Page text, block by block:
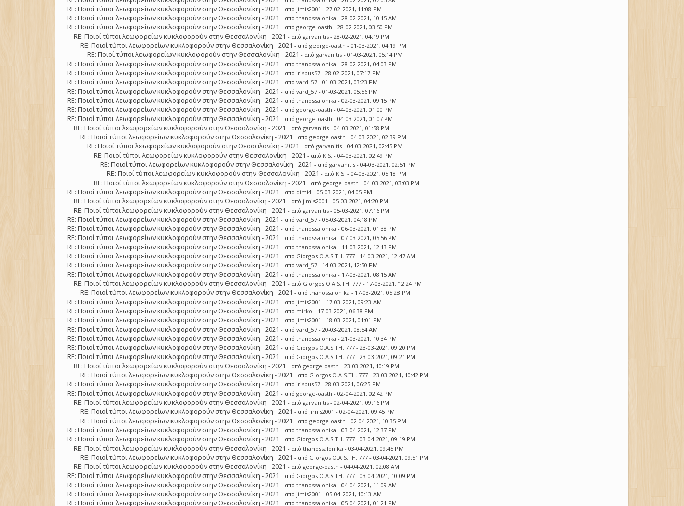
RE: Ποιοί τύποι λεωφορείων κυκλοφορούν στην Θεσσαλονίκη - 2021 - από jimis2001 - 27-02-2021, 11:08 PM
RE: Ποιοί τύποι λεωφορείων κυκλοφορούν στην Θεσσαλονίκη - 2021 - απόthanossalonika - 28-02-2021, 10:15 AM
RE: Ποιοί τύποι λεωφορείων κυκλοφορούν στην Θεσσαλονίκη - 2021 - απόgeorge-oasth - 28-02-2021, 03:50 PM
RE: Ποιοί τύποι λεωφορείων κυκλοφορούν στην Θεσσαλονίκη - 2021 - απόgarvanitis - 28-02-2021, 04:19 PM
RE: Ποιοί τύποι λεωφορείων κυκλοφορούν στην Θεσσαλονίκη - 2021 - απόgeorge-oasth - 01-03-2021, 04:19 PM
RE: Ποιοί τύποι λεωφορείων κυκλοφορούν στην Θεσσαλονίκη - 2021 - απόgarvanitis - 01-03-2021, 05:14 PM
RE: Ποιοί τύποι λεωφορείων κυκλοφορούν στην Θεσσαλονίκη - 2021 - απόthanossalonika - 28-02-2021, 04:03 PM
RE: Ποιοί τύποι λεωφορείων κυκλοφορούν στην Θεσσαλονίκη - 2021 - από irisbus57 - 28-02-2021, 07:17 PM
RE: Ποιοί τύποι λεωφορείων κυκλοφορούν στην Θεσσαλονίκη - 2021 - απόvard_57 - 01-03-2021, 03:23 PM
RE: Ποιοί τύποι λεωφορείων κυκλοφορούν στην Θεσσαλονίκη - 2021 - απόvard_57 - 01-03-2021, 05:56 PM
RE: Ποιοί τύποι λεωφορείων κυκλοφορούν στην Θεσσαλονίκη - 2021 - απόthanossalonika - 02-03-2021, 09:15 PM
RE: Ποιοί τύποι λεωφορείων κυκλοφορούν στην Θεσσαλονίκη - 2021 - απόgeorge-oasth - 04-03-2021, 01:00 PM
RE: Ποιοί τύποι λεωφορείων κυκλοφορούν στην Θεσσαλονίκη - 2021 - απόgeorge-oasth - 04-03-2021, 01:07 PM
RE: Ποιοί τύποι λεωφορείων κυκλοφορούν στην Θεσσαλονίκη - 2021 - απόgarvanitis - 04-03-2021, 01:58 PM
RE: Ποιοί τύποι λεωφορείων κυκλοφορούν στην Θεσσαλονίκη - 2021 - απόgeorge-oasth - 04-03-2021, 02:39 PM
RE: Ποιοί τύποι λεωφορείων κυκλοφορούν στην Θεσσαλονίκη - 2021 - απόgarvanitis - 04-03-2021, 02:45 PM
RE: Ποιοί τύποι λεωφορείων κυκλοφορούν στην Θεσσαλονίκη - 2021 - από K.S. - 04-03-2021, 02:49 PM
RE: Ποιοί τύποι λεωφορείων κυκλοφορούν στην Θεσσαλονίκη - 2021 - απόgarvanitis - 04-03-2021, 02:51 PM
RE: Ποιοί τύποι λεωφορείων κυκλοφορούν στην Θεσσαλονίκη - 2021 - από K.S. - 04-03-2021, 05:18 PM
RE: Ποιοί τύποι λεωφορείων κυκλοφορούν στην Θεσσαλονίκη - 2021 - απόgeorge-oasth - 04-03-2021, 03:03 PM
RE: Ποιοί τύποι λεωφορείων κυκλοφορούν στην Θεσσαλονίκη - 2021 - από dimi4 - 05-03-2021, 04:05 PM
RE: Ποιοί τύποι λεωφορείων κυκλοφορούν στην Θεσσαλονίκη - 2021 - από jimis2001 - 05-03-2021, 04:20 PM
RE: Ποιοί τύποι λεωφορείων κυκλοφορούν στην Θεσσαλονίκη - 2021 - απόgarvanitis - 05-03-2021, 07:16 PM
RE: Ποιοί τύποι λεωφορείων κυκλοφορούν στην Θεσσαλονίκη - 2021 - απόvard_57 - 05-03-2021, 04:18 PM
RE: Ποιοί τύποι λεωφορείων κυκλοφορούν στην Θεσσαλονίκη - 2021 - απόthanossalonika - 06-03-2021, 01:38 PM
RE: Ποιοί τύποι λεωφορείων κυκλοφορούν στην Θεσσαλονίκη - 2021 - απόthanossalonika - 07-03-2021, 05:56 PM
RE: Ποιοί τύποι λεωφορείων κυκλοφορούν στην Θεσσαλονίκη - 2021 - απόthanossalonika - 11-03-2021, 12:13 PM
RE: Ποιοί τύποι λεωφορείων κυκλοφορούν στην Θεσσαλονίκη - 2021 - από Giorgos O.A.S.TH. 777 - 14-03-2021, 12:47 AM
RE: Ποιοί τύποι λεωφορείων κυκλοφορούν στην Θεσσαλονίκη - 2021 - απόvard_57 - 14-03-2021, 12:50 PM
RE: Ποιοί τύποι λεωφορείων κυκλοφορούν στην Θεσσαλονίκη - 2021 - απόthanossalonika - 17-03-2021, 08:15 AM
RE: Ποιοί τύποι λεωφορείων κυκλοφορούν στην Θεσσαλονίκη - 2021 - από Giorgos O.A.S.TH. 777 - 17-03-2021, 12:24 PM
RE: Ποιοί τύποι λεωφορείων κυκλοφορούν στην Θεσσαλονίκη - 2021 - απόthanossalonika - 17-03-2021, 05:28 PM
RE: Ποιοί τύποι λεωφορείων κυκλοφορούν στην Θεσσαλονίκη - 2021 - από jimis2001 - 17-03-2021, 09:23 AM
RE: Ποιοί τύποι λεωφορείων κυκλοφορούν στην Θεσσαλονίκη - 2021 - από mirko - 17-03-2021, 06:38 PM
RE: Ποιοί τύποι λεωφορείων κυκλοφορούν στην Θεσσαλονίκη - 2021 - από jimis2001 - 18-03-2021, 01:01 PM
RE: Ποιοί τύποι λεωφορείων κυκλοφορούν στην Θεσσαλονίκη - 2021 - απόvard_57 - 20-03-2021, 08:54 AM
RE: Ποιοί τύποι λεωφορείων κυκλοφορούν στην Θεσσαλονίκη - 2021 - απόthanossalonika - 21-03-2021, 10:34 PM
RE: Ποιοί τύποι λεωφορείων κυκλοφορούν στην Θεσσαλονίκη - 2021 - από Giorgos O.A.S.TH. 777 - 23-03-2021, 09:20 PM
RE: Ποιοί τύποι λεωφορείων κυκλοφορούν στην Θεσσαλονίκη - 2021 - από Giorgos O.A.S.TH. 777 - 23-03-2021, 09:21 PM
RE: Ποιοί τύποι λεωφορείων κυκλοφορούν στην Θεσσαλονίκη - 2021 - απόgeorge-oasth - 23-03-2021, 10:19 PM
RE: Ποιοί τύποι λεωφορείων κυκλοφορούν στην Θεσσαλονίκη - 2021 - από Giorgos O.A.S.TH. 777 - 23-03-2021, 10:42 PM
RE: Ποιοί τύποι λεωφορείων κυκλοφορούν στην Θεσσαλονίκη - 2021 - από irisbus57 - 28-03-2021, 06:25 PM
RE: Ποιοί τύποι λεωφορείων κυκλοφορούν στην Θεσσαλονίκη - 2021 - απόgeorge-oasth - 02-04-2021, 02:42 PM
RE: Ποιοί τύποι λεωφορείων κυκλοφορούν στην Θεσσαλονίκη - 2021 - απόgarvanitis - 02-04-2021, 09:16 PM
RE: Ποιοί τύποι λεωφορείων κυκλοφορούν στην Θεσσαλονίκη - 2021 - από jimis2001 - 02-04-2021, 09:45 PM
RE: Ποιοί τύποι λεωφορείων κυκλοφορούν στην Θεσσαλονίκη - 2021 - απόgeorge-oasth - 02-04-2021, 10:35 PM
RE: Ποιοί τύποι λεωφορείων κυκλοφορούν στην Θεσσαλονίκη - 2021 - απόthanossalonika - 03-04-2021, 12:37 PM
RE: Ποιοί τύποι λεωφορείων κυκλοφορούν στην Θεσσαλονίκη - 2021 - από Giorgos O.A.S.TH. 777 - 03-04-2021, 09:19 PM
RE: Ποιοί τύποι λεωφορείων κυκλοφορούν στην Θεσσαλονίκη - 2021 - απόthanossalonika - 03-04-2021, 09:45 PM
RE: Ποιοί τύποι λεωφορείων κυκλοφορούν στην Θεσσαλονίκη - 2021 - από Giorgos O.A.S.TH. 777 - 03-04-2021, 09:51 PM
RE: Ποιοί τύποι λεωφορείων κυκλοφορούν στην Θεσσαλονίκη - 2021 - απόgeorge-oasth - 04-04-2021, 02:08 AM
RE: Ποιοί τύποι λεωφορείων κυκλοφορούν στην Θεσσαλονίκη - 2021 - από Giorgos O.A.S.TH. 777 - 03-04-2021, 10:09 PM
RE: Ποιοί τύποι λεωφορείων κυκλοφορούν στην Θεσσαλονίκη - 2021 - απόthanossalonika - 04-04-2021, 11:09 AM
RE: Ποιοί τύποι λεωφορείων κυκλοφορούν στην Θεσσαλονίκη - 2021 - από jimis2001 - 05-04-2021, 10:13 AM
RE: Ποιοί τύποι λεωφορείων κυκλοφορούν στην Θεσσαλονίκη - 2021 - απόthanossalonika - 05-04-2021, 01:21 PM